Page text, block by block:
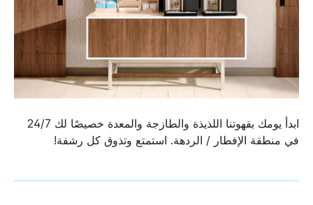
ابدأ يومك بقهوتنا اللذيذة والطازجة والمعدة خصيصًا لك 24/7
في منطقة الإفطار / الردهة. استمتع وتذوق كل رشفة!